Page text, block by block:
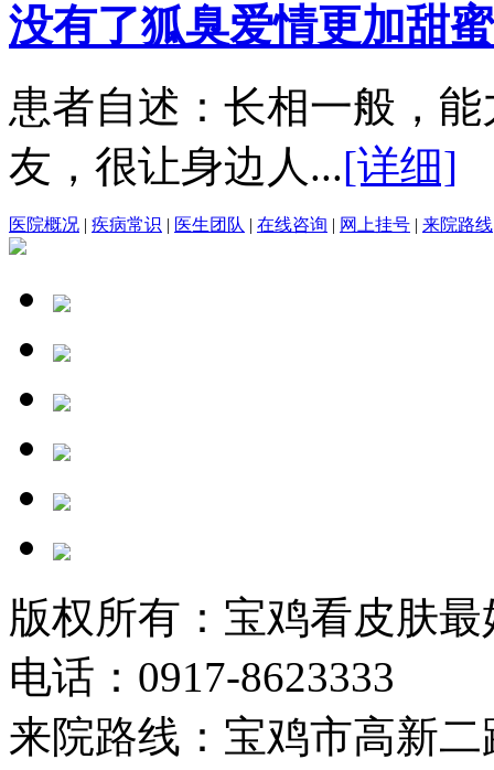
没有了狐臭爱情更加甜蜜
患者自述：长相一般，
友，很让身边人...[详细]
医院概况 | 疾病常识 | 医生团队 | 在线咨询 | 网上挂号 | 来院路线
版权所有：宝鸡看皮肤
电话：0917-8623333
来院路线：宝鸡市高新二